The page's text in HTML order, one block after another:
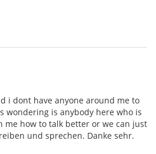
i dont have anyone around me to
wondering is anybody here who is
me how to talk better or we can just
und sprechen. Danke sehr.